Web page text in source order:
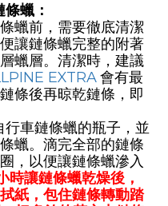
蠟：
蠟前，需要徹底清潔
讓鏈條蠟完整的附著
蠟層。清潔時，建議
EXTRA會有最
條後再晾乾鏈條，即
行車鏈條蠟的瓶子，並
蠟。滴完全部的鏈條
圈，以便讓鏈條蠟滲入
時讓鏈條蠟乾燥後，
紙，包住鏈條轉動踏